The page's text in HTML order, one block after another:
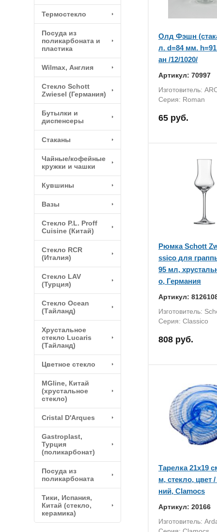
Термостекло
Посуда из
поликарбоната и
пластика
Wilmax, Англия
Стекло Schott
Zwiesel (Германия)
Бутылки и
диспенсеры
Стаканы
Чайные/кофейные
кружки и чашки
Кувшины
Вазы
Стекло P.L. Proff
Cuisine (Китай)
Стекло RCR
(Италия)
Стекло LAV
(Турция)
Стекло Ocean
(Тайланд)
Хрустальное
стекло Lucaris
(Тайланд)
Цветное стекло
MGline, Китай
(хрустальное
стекло)
Cristal D'Arques
Gastroplast,
Турция
(поликарбонат)
Посуда из
поликарбоната
Тики, Испания,
Китай (стекло,
керамика)
Олд Фэшн
л. d=84 мм.
ан /12/1020/
Артикул: 70997
Изготовитель:
Серия: Roman
65 руб.
Рюмка Schott
ssico для
95 мл,
о, Германия
Артикул:
Изготовитель:
Серия: Classico
808 руб.
Тарелка 21x19
м, стекло, цвет
ний, Clamocs
Артикул: 20166
Изготовитель: